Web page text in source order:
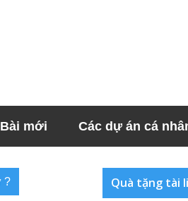
mới Các dự án cá
? Quà tặng tài